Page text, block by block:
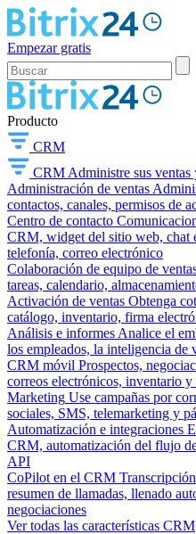
Empezar gratis
Producto
CRM
CRM Administre sus ventas
Administración de ventas
contactos, canales, permisos de
Centro de contacto
CRM, widget del sitio web, chat
telefonía, correo electrónico
Colaboración de equipo de
tareas, calendario,
Activación de ventas Obtenga
catálogo, inventario, firma
Análisis e informes Analice el
los empleados, la inteligencia de
CRM móvil Prospectos,
correos electrónicos, inventario
Marketing Use campañas por
sociales, SMS, telemarketing y
Automatización e integraciones
CRM, automatización del flujo
API
CoPilot en el CRM
resumen de llamadas, llenado
negociaciones
Ver todas las características CRM